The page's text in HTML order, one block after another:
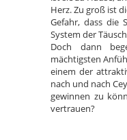
Herz. Zu groß ist
Gefahr, dass die
System der
Doch dann
mächtigsten
einem der
nach und nach
gewinnen zu
vertrauen?